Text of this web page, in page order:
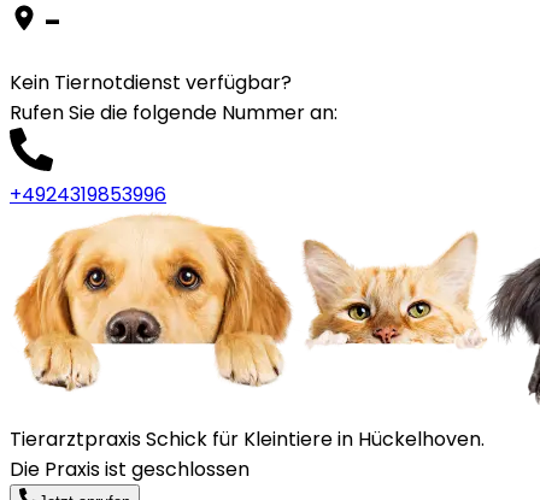
-
Kein Tiernotdienst verfügbar?
Rufen Sie die folgende Nummer an:
+4924319853996
Tierarztpraxis Schick für Kleintiere in Hückelhoven.
Die Praxis ist geschlossen